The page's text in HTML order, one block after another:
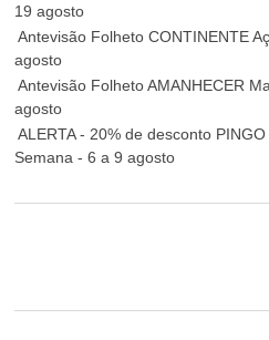
19 agosto
Antevisão Folheto CONTINENTE
agosto
Antevisão Folheto AMANHECER
agosto
ALERTA - 20% de desconto
Semana - 6 a 9 agosto